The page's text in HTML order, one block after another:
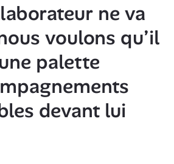
ne va
voulons qu’il
palette
devant lui